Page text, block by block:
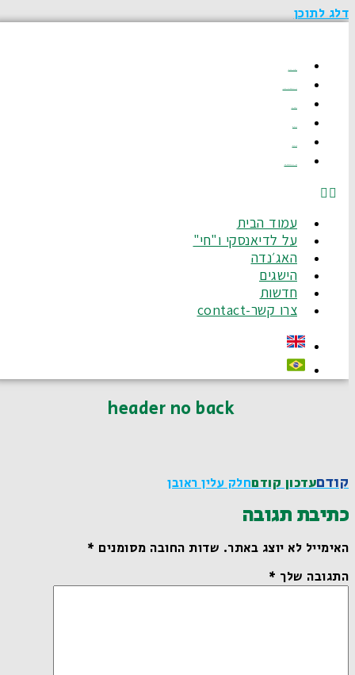
דלג לתוכן
עמוד הבית
על לדיאנסקי ו"חי"
האג׳נדה
הישגים
חדשות
צרו קשר-contact
header no back
קודםעדכון קודםחלק עלין ראובן
כתיבת תגובה
האימייל לא יוצג באתר.שדות החובה מסומנים*
התגובה שלך*